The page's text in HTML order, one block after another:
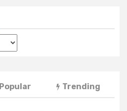
Popular Trending